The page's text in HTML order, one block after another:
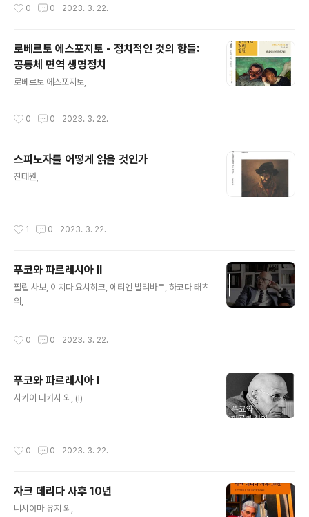
0 0 2023. 3. 22.
로베르토 에스포지토 - 정치적인 것의 항들:
공동체 면역 생명정치
로베르토 에스포지토,
0 0 2023. 3. 22.
스피노자를 어떻게 읽을 것인가
진태원,
1 0 2023. 3. 22.
푸코와 파르레시아 II
필립 사보, 이치다 요시히코, 에티엔 발리바르, 하코다 태츠
외,
0 0 2023. 3. 22.
푸코와 파르레시아 I
사카이 다카시 외, (I)
0 0 2023. 3. 22.
자크 데리다 사후 10년
니시야마 유지 외,